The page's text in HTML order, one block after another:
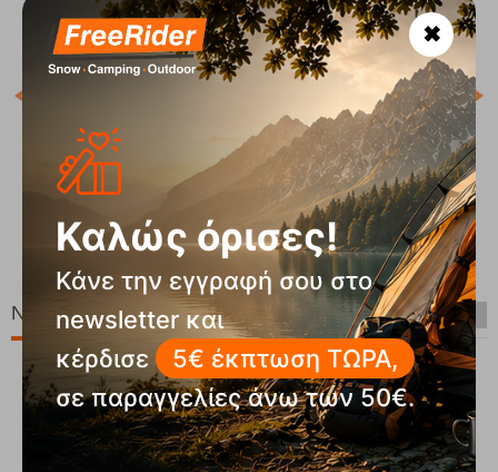
Prtgatton Vintage Pink Κάλτσες Protest
Κωδικός: FRE-19595
Άμεσαδιαθέσιμο 19,99 €
Νέες Παραλαβές
✖
Καλώς όρισες!
Κάνε την εγγραφή σου στο
newsletter και
κέρδισε
5€ έκπτωση ΤΩΡΑ,
σε παραγγελίες άνω των 50€.